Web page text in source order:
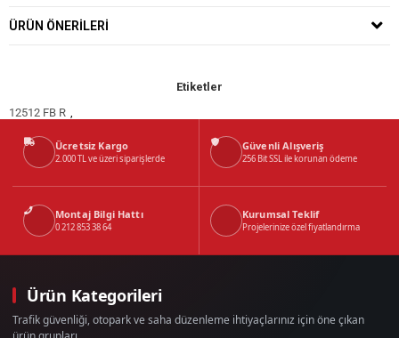
ÜRÜN ÖNERILERI
Etiketler
12512 FB R
Ücretsiz Kargo
2.000 TL ve üzeri siparişlerde
Güvenli Alışveriş
256 Bit SSL ile korunan ödeme
Montaj Bilgi Hattı
0 212 853 38 64
Kurumsal Teklif
Projelerinize özel fiyatlandırma
Ürün Kategorileri
Trafik güvenliği, otopark ve saha düzenleme ihtiyaçlarınız için öne çıkan